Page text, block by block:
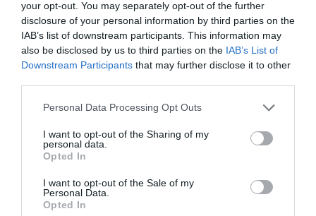
your opt-out. You may separately opt-out of the further
disclosure of your personal information by third parties on the
IAB’s list of downstream participants. This information may
also be disclosed by us to third parties on the IAB’s List of
Downstream Participants that may further disclose it to other
Personal Data Processing Opt Outs
I want to opt-out of the Sharing of my
personal data.
Opted In
I want to opt-out of the Sale of my
Personal Data.
Opted In
Τηλ.: 211 182 38 18 | technohoros.org
Ακολουθήστε το Culturenow.gr στο Google News
μάθετε πρώτοι όλες τις ειδήσεις
Δείτε όλα τατελευταία νέαγια την Τέχνη και τον
Νέοι Διαγωνισμοί
Tags